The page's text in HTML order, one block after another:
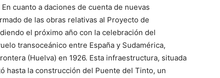
En cuanto a daciones de cuenta de nuevas
de las obras relativas al Proyecto de
el próximo año con la celebración del
transoceánico entre España y Sudamérica,
(Huelva) en 1926. Esta infraestructura, situada
hasta la construcción del Puente del Tinto, un